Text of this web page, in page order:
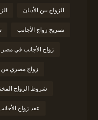
الزواج بين الأديان
تصريح زواج الأجانب
زواج الأجانب في مصر
زواج مصري من
شروط الزواج
عقد زواج